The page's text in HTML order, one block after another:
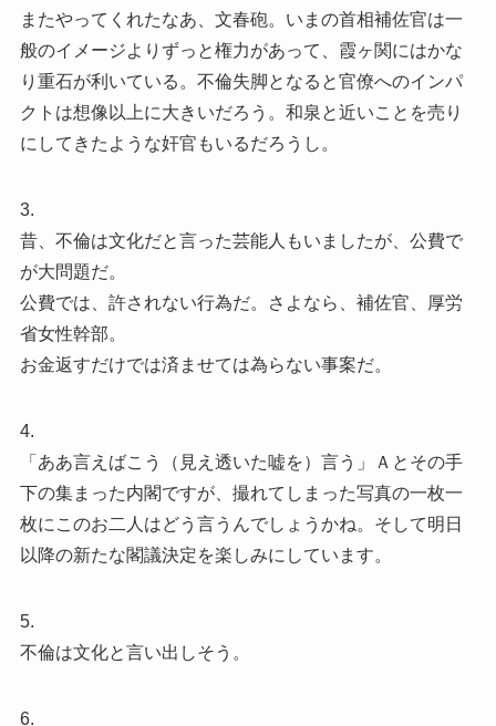
またやってくれたなあ、文春砲。いまの首相補佐官は一
般のイメージよりずっと権力があって、霞ヶ関にはかな
り重石が利いている。不倫失脚となると官僚へのインパ
クトは想像以上に大きいだろう。和泉と近いことを売り
にしてきたような奸官もいるだろうし。
3.
昔、不倫は文化だと言った芸能人もいましたが、公費で
が大問題だ。
公費では、許されない行為だ。さよなら、補佐官、厚労
省女性幹部。
お金返すだけでは済ませては為らない事案だ。
4.
「ああ言えばこう（見え透いた嘘を）言う」Ａとその手
下の集まった内閣ですが、撮れてしまった写真の一枚一
枚にこのお二人はどう言うんでしょうかね。そして明日
以降の新たな閣議決定を楽しみにしています。
5.
不倫は文化と言い出しそう。
6.